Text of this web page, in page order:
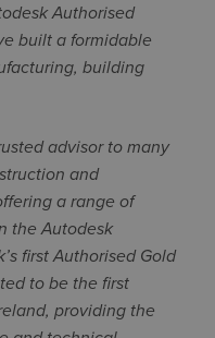
Authorised
built a formidable
building
advisor to many
and
a range of
the Autodesk
first Authorised Gold
to be the first
providing the